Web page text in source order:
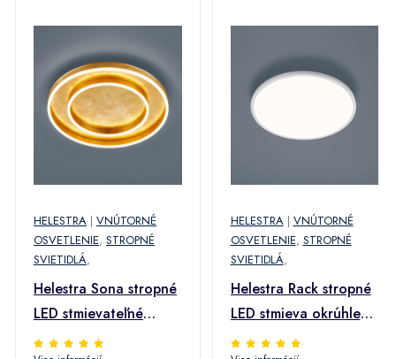
HELESTRA | VNÚTORNÉ
OSVETLENIE, STROPNÉ
SVIETIDLÁ,
Helestra Sona stropné
LED stmievateľné
Ø60cm zlaté
HELESTRA| VNÚTORNÉ
OSVETLENIE, STROPNÉ
SVIETIDLÁ,
Helestra Rack stropné
LED stmieva okrúhle
biele